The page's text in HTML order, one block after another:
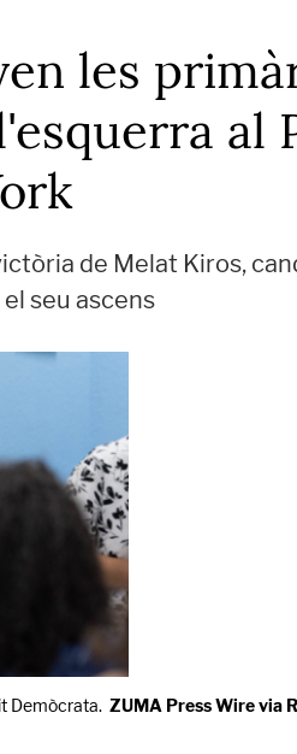
les
al
de Melat Kiros,
seu ascens
Demòcrata. ZUMA Press Wire via